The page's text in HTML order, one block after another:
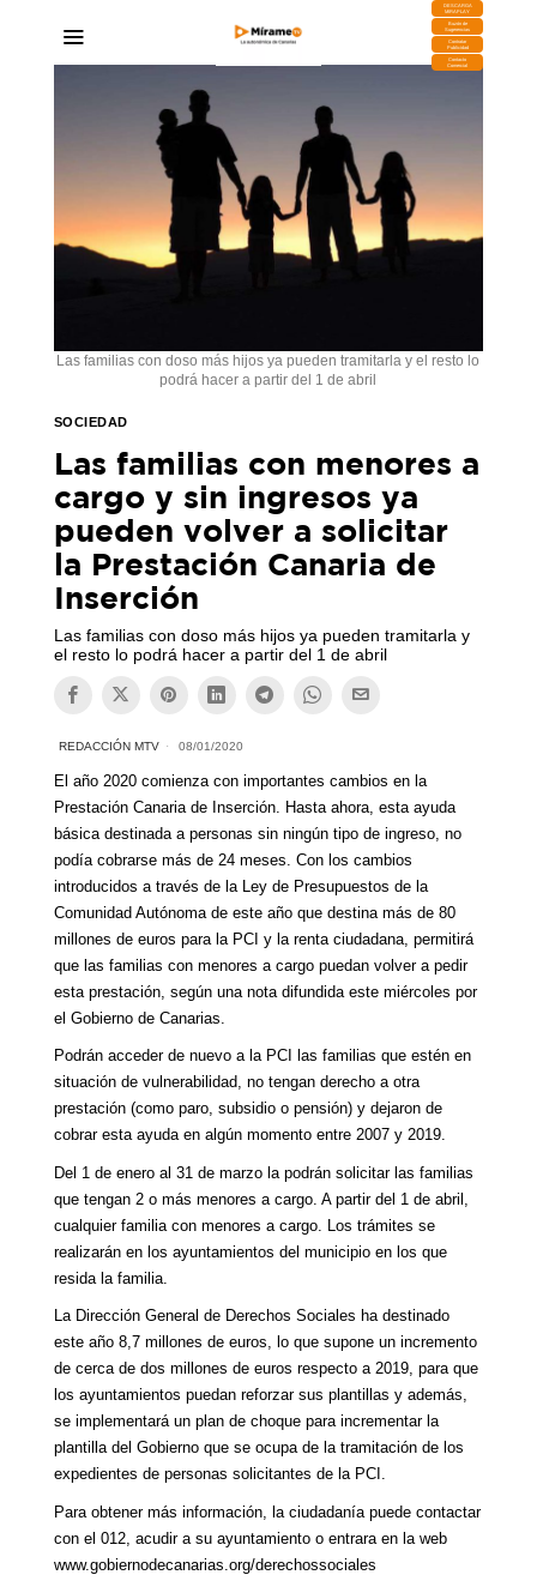
DESCARGA
MIRAPLAY
Buzón de
Sugerencias
Contratar
Publicidad
Contacto
Comercial
Las familias con doso más hijos ya pueden tramitarla y el resto lo
podrá hacer a partir del 1 de abril
SOCIEDAD
Las familias con menores a
cargo y sin ingresos ya
pueden volver a solicitar
la Prestación Canaria de
Inserción
Las familias con doso más hijos ya pueden tramitarla y
el resto lo podrá hacer a partir del 1 de abril
REDACCIÓN MTV 08/01/2020
El año 2020 comienza con importantes cambios en la
Prestación Canaria de Inserción. Hasta ahora, esta ayuda
básica destinada a personas sin ningún tipo de ingreso, no
podía cobrarse más de 24 meses. Con los cambios
introducidos a través de la Ley de Presupuestos de la
Comunidad Autónoma de este año que destina más de 80
millones de euros para la PCI y la renta ciudadana, permitirá
que las familias con menores a cargo puedan volver a pedir
esta prestación, según una nota difundida este miércoles por
el Gobierno de Canarias.
Podrán acceder de nuevo a la PCI las familias que estén en
situación de vulnerabilidad, no tengan derecho a otra
prestación (como paro, subsidio o pensión) y dejaron de
cobrar esta ayuda en algún momento entre 2007 y 2019.
Del 1 de enero al 31 de marzo la podrán solicitar las familias
que tengan 2 o más menores a cargo. A partir del 1 de abril,
cualquier familia con menores a cargo. Los trámites se
realizarán en los ayuntamientos del municipio en los que
resida la familia.
La Dirección General de Derechos Sociales ha destinado
este año 8,7 millones de euros, lo que supone un incremento
de cerca de dos millones de euros respecto a 2019, para que
los ayuntamientos puedan reforzar sus plantillas y además,
se implementará un plan de choque para incrementar la
plantilla del Gobierno que se ocupa de la tramitación de los
expedientes de personas solicitantes de la PCI.
Para obtener más información, la ciudadanía puede contactar
con el 012, acudir a su ayuntamiento o entrara en la web
www.gobiernodecanarias.org/derechossociales